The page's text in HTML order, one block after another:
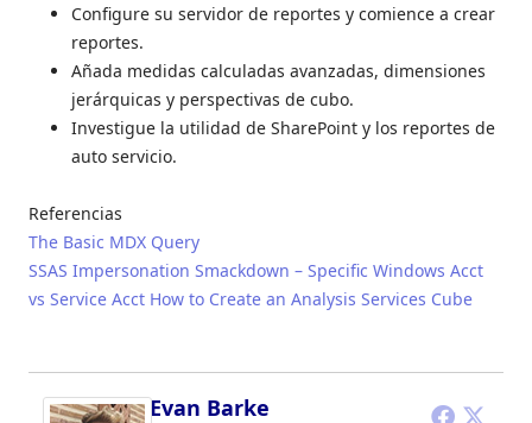
Configure su servidor de reportes y comience a crear
reportes.
Añada medidas calculadas avanzadas, dimensiones
jerárquicas y perspectivas de cubo.
Investigue la utilidad de SharePoint y los reportes de
auto servicio.
Referencias
The Basic MDX Query
SSAS Impersonation Smackdown – Specific Windows Acct
vs Service Acct How to Create an Analysis Services Cube
Evan Barke